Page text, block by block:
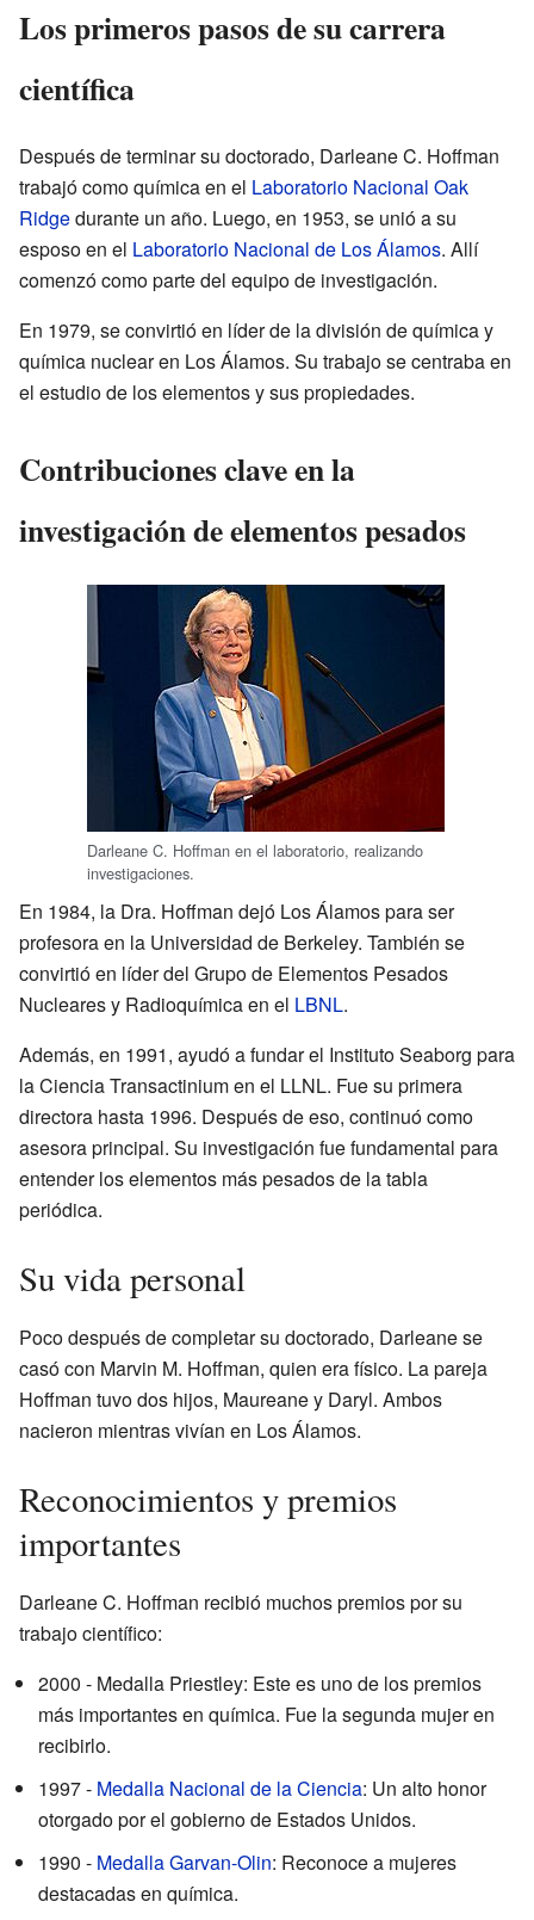
Los primeros pasos de su carrera
científica
Después de terminar su doctorado, Darleane C. Hoffman
trabajó como química en el Laboratorio Nacional Oak
Ridgedurante un año. Luego, en 1953, se unió a su
esposo en el Laboratorio Nacional de Los Álamos. Allí
comenzó como parte del equipo de investigación.
En 1979, se convirtió en líder de la división de química y
química nuclear en Los Álamos. Su trabajo se centraba en
el estudio de los elementos y sus propiedades.
Contribuciones clave en la
investigación de elementos pesados
Darleane C. Hoffman en el laboratorio, realizando
investigaciones.
En 1984, la Dra. Hoffman dejó Los Álamos para ser
profesora en la Universidad de Berkeley. También se
convirtió en líder del Grupo de Elementos Pesados
Nucleares y Radioquímica en el LBNL.
Además, en 1991, ayudó a fundar el Instituto Seaborg para
la Ciencia Transactinium en el LLNL. Fue su primera
directora hasta 1996. Después de eso, continuó como
asesora principal. Su investigación fue fundamental para
entender los elementos más pesados de la tabla
periódica.
Su vida personal
Poco después de completar su doctorado, Darleane se
casó con Marvin M. Hoffman, quien era físico. La pareja
Hoffman tuvo dos hijos, Maureane y Daryl. Ambos
nacieron mientras vivían en Los Álamos.
Reconocimientos y premios
importantes
Darleane C. Hoffman recibió muchos premios por su
trabajo científico:
2000 - Medalla Priestley: Este es uno de los premios
más importantes en química. Fue la segunda mujer en
recibirlo.
1997 - Medalla Nacional de la Ciencia: Un alto honor
otorgado por el gobierno de Estados Unidos.
1990 - Medalla Garvan-Olin: Reconoce a mujeres
destacadas en química.